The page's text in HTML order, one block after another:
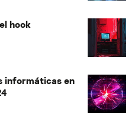
hook
informáticas en